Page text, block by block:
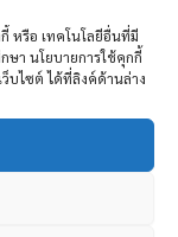
หรือ เทคโนโลยีอื่นที่มี
ษา นโยบายการใช้คุกกี้
บไซต์ ได้ที่ลิงค์ด้านล่าง
ภอภูหลวง จังหวัดเลย